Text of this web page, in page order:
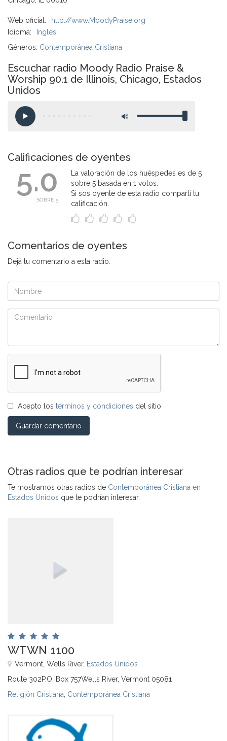
Web oficial:
http://www.MoodyPraise.org
Idioma:
Inglés
Géneros: Contemporánea Cristiana
Escuchar radio Moody Radio Praise &
Worship 90.1 de Illinois, Chicago, Estados
Unidos
Calificaciones de oyentes
5.0
SOBRE 5
La valoración de los huéspedes es de 5
sobre 5 basada en 1 votos.
Si sos oyente de esta radio compartí tu
calificación.
Comentarios de oyentes
Dejá tu comentario a esta radio.
Acepto los términos y condiciones del sitio
Guardar comentario
Otras radios que te podrían interesar
Te mostramos otras radios de Contemporánea Cristiana en
Estados Unidos que te podrían interesar.
WTWN 1100
Vermont, Wells River, Estados Unidos
Route 302P.O. Box 757Wells River, Vermont 05081
Religión Cristiana Contemporánea Cristiana